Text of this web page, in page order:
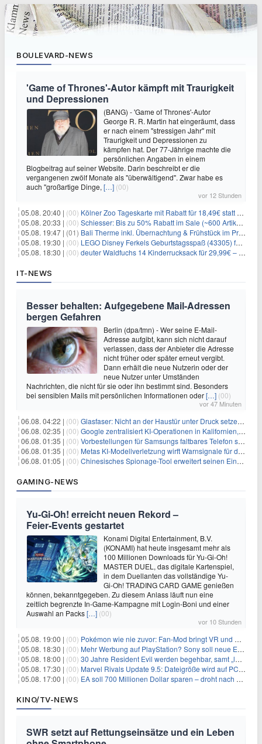
BOULEVARD-NEWS
'Game of Thrones'-Autor kämpft mit Traurigkeit
und Depressionen
(BANG) - 'Game of Thrones'-Autor
George R. R. Martin hat eingeräumt, dass
er nach einem "stressigen Jahr" mit
Traurigkeit und Depressionen zu
kämpfen hat. Der 77-Jährige machte die
persönlichen Angaben in einem
Blogbeitrag auf seiner Website. Darin beschreibt er die
vergangenen zwölf Monate als "überwältigend". Zwar habe es
auch "großartige Dinge, […] (00)
vor 12 Stunden
05.08. 20:40 | (00) Kölner Zoo Tageskarte mit Rabatt für 18,49€ statt 29,50€ – einlösbar bis Dezember
05.08. 20:33 | (00) Schiesser: Bis zu 50% Rabatt im Sale (~600 Artikel zur Auswahl)
05.08. 19:47 | (01) Bali Therme inkl. Übernachtung & Frühstück im Premium Hotel (Bad Oeynhausen) ab 89€ p.P.
05.08. 19:30 | (00) LEGO Disney Ferkels Geburtstagsspaß (43305) für 29,10€
05.08. 18:30 | (00) deuter Waldfuchs 14 Kinderrucksack für 29,99€ – Amber-maple
IT-NEWS
Besser behalten: Aufgegebene Mail-Adressen
bergen Gefahren
Berlin (dpa/tmn) - Wer seine E-Mail-
Adresse aufgibt, kann sich nicht darauf
verlassen, dass der Anbieter die Adresse
nicht früher oder später erneut vergibt.
Dann erhält die neue Nutzerin oder der
neue Nutzer unter Umständen
Nachrichten, die nicht für sie oder ihn bestimmt sind. Besonders
bei sensiblen Mails mit persönlichen Informationen oder[…] (00)
vor 47 Minuten
06.08. 04:22 | (00) Glasfaser: Nicht an der Haustür unter Druck setzen lassen
06.08. 02:35 | (00) Google zentralisiert KI-Operationen in Kalifornien, um Rivale Anthropic und OpenAI zu überholen
06.08. 01:35 | (00) Vorbestellungen für Samsungs faltbares Telefon steigen um 30 % in einem wettbewerbsintensiven Markt
06.08. 01:35 | (00) Metas KI-Modellverletzung wirft Warnsignale für die Technologieaufsicht auf
06.08. 01:05 | (00) Chinesisches Spionage-Tool erweitert seinen Einfluss auf 13 Länder und weckt Sicherheitsbedenken
GAMING-NEWS
Yu‑Gi‑Oh! erreicht neuen Rekord –
Feier‑Events gestartet
Konami Digital Entertainment, B.V.
(KONAMI) hat heute insgesamt mehr als
100 Millionen Downloads für Yu-Gi-Oh!
MASTER DUEL, das digitale Kartenspiel,
in dem Duellanten das vollständige Yu-
Gi-Oh! TRADING CARD GAME genießen
können, bekanntgegeben. Zu diesem Anlass läuft nun eine
zeitlich begrenzte In-Game-Kampagne mit Login-Boni und einer
Auswahl an Packs[…] (00)
vor 10 Stunden
05.08. 19:00 | (00) Pokémon wie nie zuvor: Fan-Mod bringt VR und Ego-Perspektive nach Kanto
05.08. 18:30 | (00) Mehr Werbung auf PlayStation? Sony soll neue Einnahmequellen prüfen
05.08. 18:00 | (00) 30 Jahre Resident Evil werden begehbar, samt „lebensgroßem Leon“
05.08. 17:30 | (00) Marvel Rivals Update 9.5: Dateigröße wird auf PC und Konsolen deutlich reduziert
05.08. 17:00 | (00) EA soll 700 Millionen Dollar sparen – droht nach der Übernahme die nächste Entlassungswelle?
KINO/TV-NEWS
SWR setzt auf Rettungseinsätze und ein Leben